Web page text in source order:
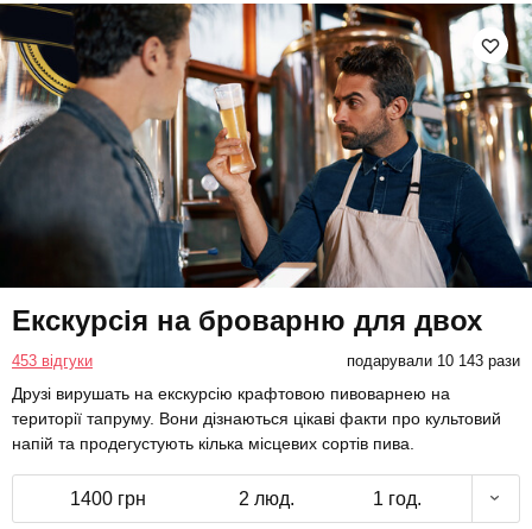
Екскурсія на броварню для двох
453 відгуки подарували 10 143 рази
Друзі вирушать на екскурсію крафтовою пивоварнею на
території тапруму. Вони дізнаються цікаві факти про культовий
напій та продегустують кілька місцевих сортів пива.
1400 грн 2 люд. 1 год.